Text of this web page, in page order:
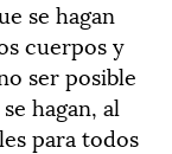
se hagan
cuerpos y
ser posible
hagan, al
para todos